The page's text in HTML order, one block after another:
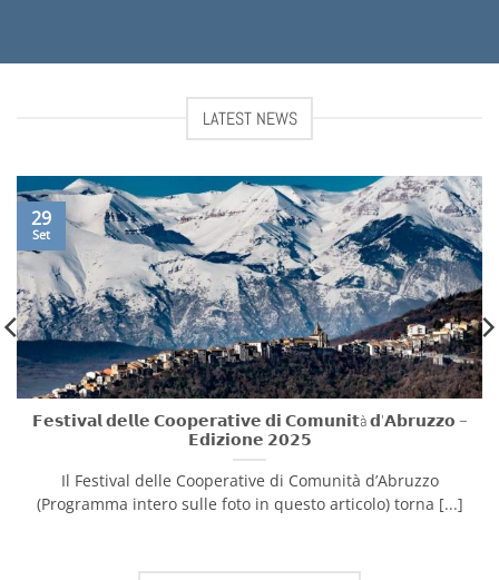
LATEST NEWS
𝗙𝗲𝘀𝘁𝗶𝘃𝗮𝗹 𝗱𝗲𝗹𝗹𝗲 𝗖𝗼𝗼𝗽𝗲𝗿𝗮𝘁𝗶𝘃𝗲 𝗱𝗶 𝗖𝗼𝗺𝘂𝗻𝗶𝘁à 𝗱’𝗔𝗯𝗿𝘂𝘇𝘇𝗼 –
𝗘𝗱𝗶𝘇𝗶𝗼𝗻𝗲 𝟮𝟬𝟮𝟱
Il Festival delle Cooperative di Comunità d’Abruzzo
(Programma intero sulle foto in questo articolo) torna [...]
29
Set